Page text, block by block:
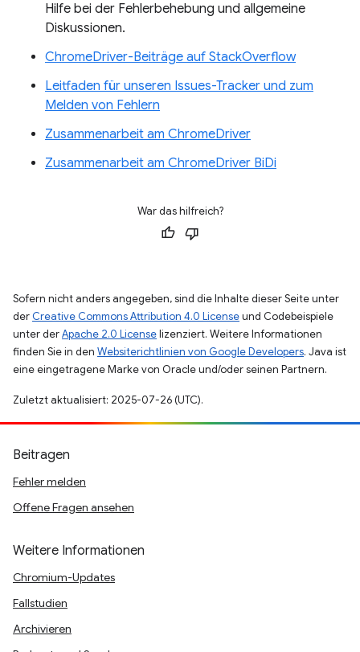
Hilfe bei der Fehlerbehebung und allgemeine
Diskussionen.
ChromeDriver-Beiträge auf StackOverflow
Leitfaden für unseren Issues-Tracker und zum
Melden von Fehlern
Zusammenarbeit am ChromeDriver
Zusammenarbeit am ChromeDriver BiDi
War das hilfreich?
Sofern nicht anders angegeben, sind die Inhalte dieser Seite unter
der Creative Commons Attribution 4.0 Licenseund Codebeispiele
unter derApache 2.0 Licenselizenziert. Weitere Informationen
finden Sie in den Websiterichtlinien von Google Developers. Java ist
eine eingetragene Marke von Oracle und/oder seinen Partnern.
Zuletzt aktualisiert: 2025-07-26 (UTC).
Beitragen
Fehler melden
Offene Fragen ansehen
Weitere Informationen
Chromium-Updates
Fallstudien
Archivieren